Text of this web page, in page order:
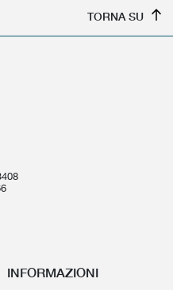
TORNA SU
INFORMAZIONI